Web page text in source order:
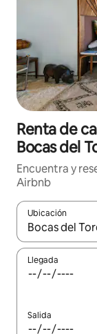
Renta de
Bocas del
Encuentra y
Airbnb
Ubicación
Cuando los
Llegada
Salida